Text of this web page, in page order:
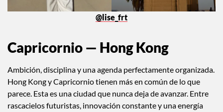
@lise_frt
Capricornio — Hong Kong
Ambición, disciplina y una agenda perfectamente organizada.
Hong Kong y Capricornio tienen más en común de lo que
parece. Esta es una ciudad que nunca deja de avanzar. Entre
rascacielos futuristas, innovación constante y una energía